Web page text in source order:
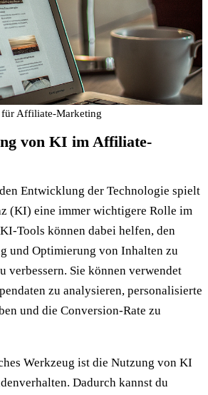
Affiliate-Marketing
von KI im Affiliate-
Entwicklung der Technologie spielt
(KI) eine immer wichtigere Rolle im
Tools können dabei helfen, den
und Optimierung von Inhalten zu
verbessern. Sie können verwendet
zu analysieren, personalisierte
und die Conversion-Rate zu
Werkzeug ist die Nutzung von KI
Dadurch kannst du